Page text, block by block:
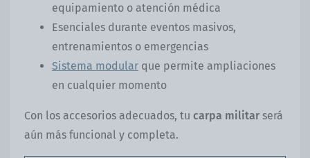
equipamiento o atención médica
Esenciales durante eventos masivos,
entrenamientos o emergencias
Sistema modular que permite ampliaciones
en cualquier momento
Con los accesorios adecuados, tu carpa militar será
aún más funcional y completa.